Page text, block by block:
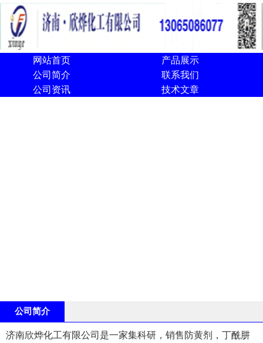
网站首页
产品展示
公司简介
联系我们
公司资讯
技术文章
公司简介
济南欣烨化工有限公司是一家集科研，销售防黄剂，丁酰肼